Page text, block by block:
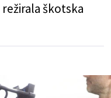
škotska